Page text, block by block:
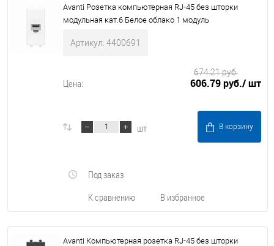
Avanti Розетка компьютерная RJ-45 без шторки
модульная кат.6 Белое облако 1 модуль
Артикул: 4400691
Цена: 606.79 руб./ шт
674.21 руб.
шт В корзину
К сравнению В избранное
Под заказ
Avanti Компьютерная розетка RJ-45 без шторки